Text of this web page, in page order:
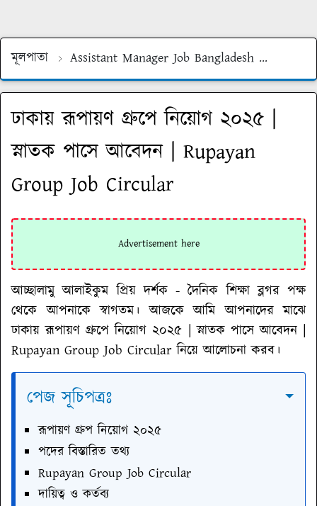
মূলপাতা Assistant Manager Job Bangladesh
ঢাকায় রূপায়ণ গ্রুপে নিয়োগ ২০২৫ |
স্নাতক পাসে আবেদন | Rupayan
Group Job Circular
আচ্ছালামু আলাইকুম প্রিয় দর্শক - দৈনিক শিক্ষা ব্লগর পক্ষ
থেকে আপনাকে স্বাগতম। আজকে আমি আপনাদের মাঝে
ঢাকায় রূপায়ণ গ্রুপে নিয়োগ ২০২৫ | স্নাতক পাসে আবেদন |
Rupayan Group Job Circular নিয়ে আলোচনা করব।
পেজ সূচিপত্রঃ
রূপায়ণ গ্রুপ নিয়োগ ২০২৫
পদের বিস্তারিত তথ্য
Rupayan Group Job Circular
দায়িত্ব ও কর্তব্য